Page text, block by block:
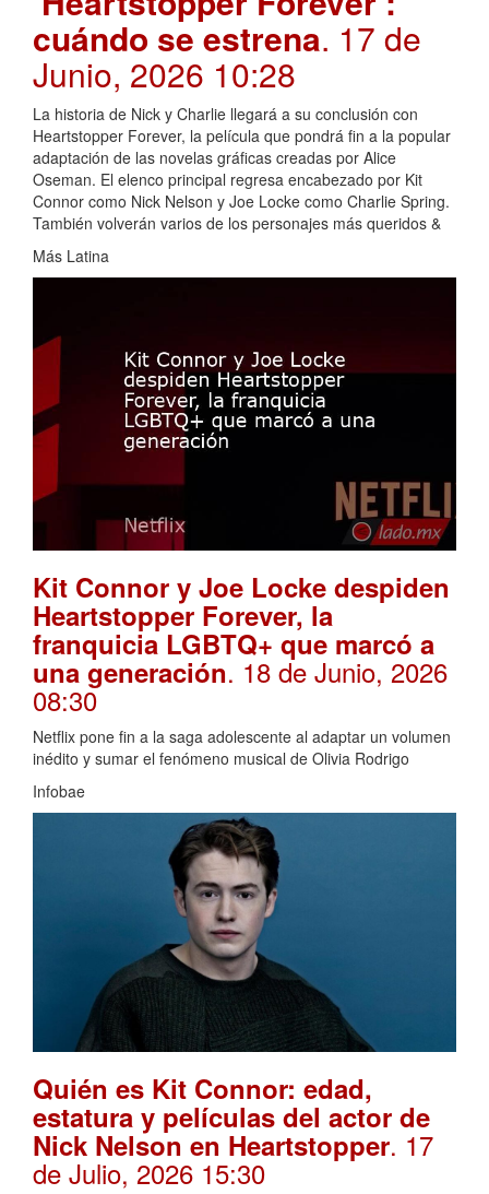
cuándo se estrena. 17 de
Junio, 2026 10:28
La historia de Nick y Charlie llegará a su conclusión con
Heartstopper Forever, la película que pondrá fin a la popular
adaptación de las novelas gráficas creadas por Alice
Oseman. El elenco principal regresa encabezado por Kit
Connor como Nick Nelson y Joe Locke como Charlie Spring.
También volverán varios de los personajes más queridos &
Más Latina
Kit Connor y Joe Locke despiden
Heartstopper Forever, la
franquicia LGBTQ+ que marcó a
una generación. 18 de Junio, 2026
08:30
Netflix pone fin a la saga adolescente al adaptar un volumen
inédito y sumar el fenómeno musical de Olivia Rodrigo
Infobae
Quién es Kit Connor: edad,
estatura y películas del actor de
Nick Nelson en Heartstopper. 17
de Julio, 2026 15:30